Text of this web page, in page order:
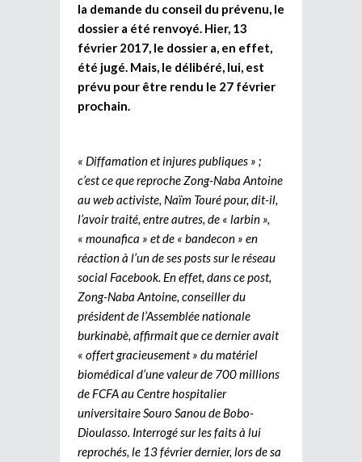
la demande du conseil du prévenu, le
dossier a été renvoyé. Hier, 13
février 2017, le dossier a, en effet,
été jugé. Mais, le délibéré, lui, est
prévu pour être rendu le 27 février
prochain.
« Diffamation et injures publiques » ;
c’est ce que reproche Zong-Naba Antoine
au web activiste, Naïm Touré pour, dit-il,
l’avoir traité, entre autres, de « larbin »,
« mounafica » et de « bandecon » en
réaction à l’un de ses posts sur le réseau
social Facebook. En effet, dans ce post,
Zong-Naba Antoine, conseiller du
président de l’Assemblée nationale
burkinabè, affirmait que ce dernier avait
« offert gracieusement » du matériel
biomédical d’une valeur de 700 millions
de FCFA au Centre hospitalier
universitaire Souro Sanou de Bobo-
Dioulasso. Interrogé sur les faits à lui
reprochés, le 13 février dernier, lors de sa